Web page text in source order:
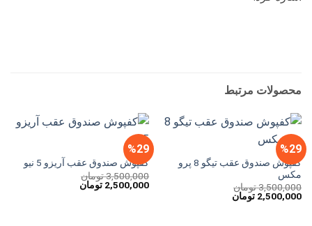
محصولات مرتبط
%29
کفپوش صندوق عقب تیگو 8 پرو
مکس
3,500,000تومان
قیمت
اصلی
2,500,000 تومانقیمت
%29
کفپوش صندوق عقب آریزو 5 نیو
3,500,000تومان
قیمت
اصلی
2,500,000 تومانقیمت
فعلی